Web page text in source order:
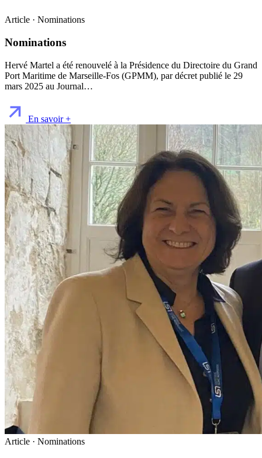
Article · Nominations
Nominations
Hervé Martel a été renouvelé à la Présidence du Directoire du Grand
Port Maritime de Marseille-Fos (GPMM), par décret publié le 29
mars 2025 au Journal…
En savoir +
Article · Nominations